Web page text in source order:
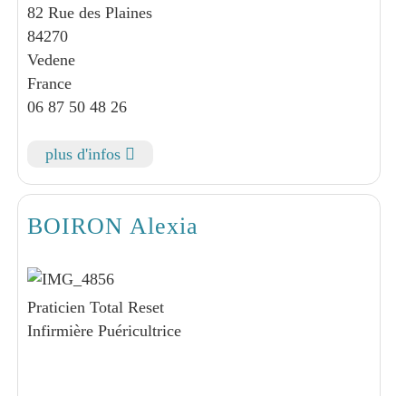
82 Rue des Plaines
84270
Vedene
France
06 87 50 48 26
plus d'infos
BOIRON Alexia
Praticien Total Reset
Infirmière Puéricultrice